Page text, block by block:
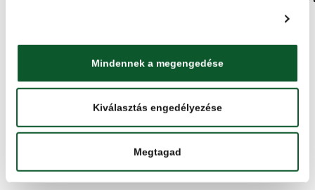
Mindennek a megengedése
Kiválasztás engedélyezése
Megtagad
VISSZA A HÍREKRE